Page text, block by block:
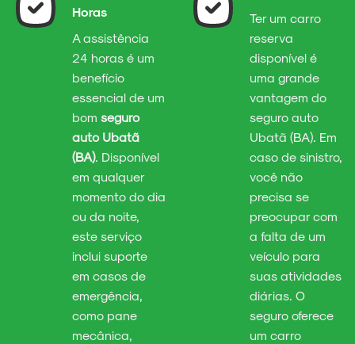
Horas
A assistência
24 horas é um
benefício
essencial de um
bom seguro
auto Ubatã
(BA). Disponível
em qualquer
momento do dia
ou da noite,
este serviço
inclui suporte
em casos de
emergência,
como pane
mecânica,
Ter um carro
reserva
disponível é
uma grande
vantagem do
seguro auto
Ubatã (BA). Em
caso de sinistro,
você não
precisa se
preocupar com
a falta de um
veículo para
suas atividades
diárias. O
seguro oferece
um carro